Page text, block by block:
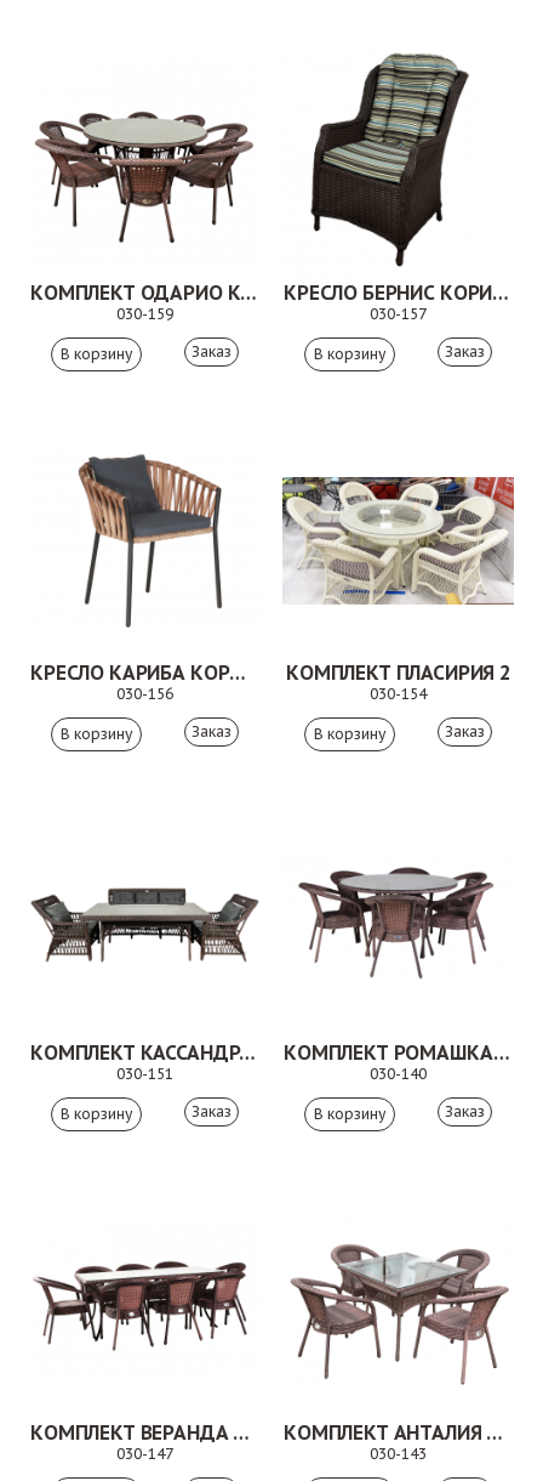
КОМПЛЕКТ ОДАРИО КОРИЧНЕВЫЙ
030-159
Заказ
КРЕСЛО БЕРНИС КОРИЧНЕВОЕ
030-157
Заказ
КРЕСЛО КАРИБА КОРИЧНЕВОЕ
030-156
Заказ
КОМПЛЕКТ ПЛАСИРИЯ 2
030-154
Заказ
КОМПЛЕКТ КАССАНДРА 5
030-151
Заказ
КОМПЛЕКТ РОМАШКА КОРИЧНЕВЫЙ
030-140
Заказ
КОМПЛЕКТ ВЕРАНДА КОРИЧНЕВЫЙ
030-147
КОМПЛЕКТ АНТАЛИЯ КОРИЧНЕВЫЙ
030-143